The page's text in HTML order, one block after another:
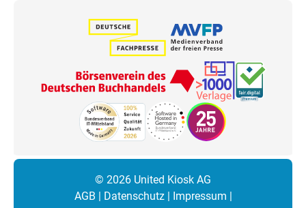
© 2026 United Kiosk AG
AGB | Datenschutz| Impressum |